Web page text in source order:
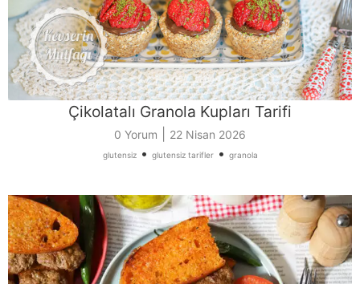
Çikolatalı Granola Kupları Tarifi
0 Yorum 22 Nisan 2026
glutensiz• glutensiz tarifler• granola